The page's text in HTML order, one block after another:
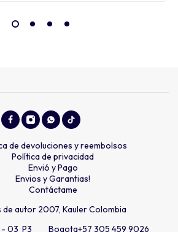
de devoluciones y reembolsos
Política de privacidad
Envió y Pago
Envios y Garantias!
Contáctame
autor 2007, Kauler Colombia
- 03 P3 Bogota+57 305 459 9026